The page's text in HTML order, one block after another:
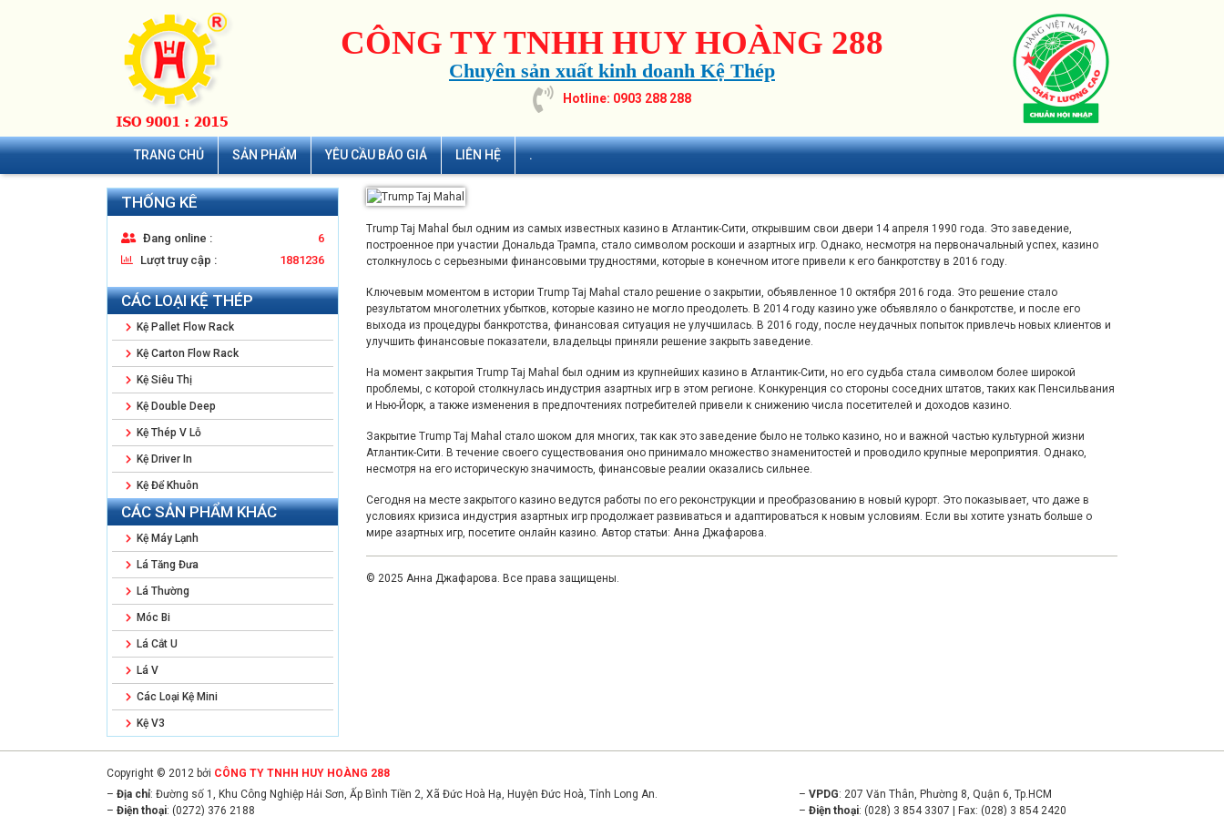
CÔNG TY TNHH HUY HOÀNG 288
Chuyên sản xuất kinh doanh Kệ Thép
Hotline: 0903 288 288
TRANG CHỦ SẢN PHẨM YÊU CẦU BÁO GIÁ LIÊN HỆ .
THỐNG KÊ
Đang online :
6
Lượt truy cập :
1881236
CÁC LOẠI KỆ THÉP
Kệ Pallet Flow Rack
Kệ Carton Flow Rack
Kệ Siêu Thị
Kệ Double Deep
Kệ Thép V Lỗ
Kệ Driver In
Kệ Để Khuôn
CÁC SẢN PHẨM KHÁC
Kệ Máy Lạnh
Lá Tăng Đưa
Lá Thường
Móc Bi
Lá Cắt U
Lá V
Các Loại Kệ Mini
Kệ V3
Trump Taj Mahal был одним из самых известных казино в Атлантик-Сити, открывшим свои двери 14 апреля 1990 года. Это заведение,
построенное при участии Дональда Трампа, стало символом роскоши и азартных игр. Однако, несмотря на первоначальный успех, казино
столкнулось с серьезными финансовыми трудностями, которые в конечном итоге привели к его банкротству в 2016 году.
Ключевым моментом в истории Trump Taj Mahal стало решение о закрытии, объявленное 10 октября 2016 года. Это решение стало
результатом многолетних убытков, которые казино не могло преодолеть. В 2014 году казино уже объявляло о банкротстве, и после его
выхода из процедуры банкротства, финансовая ситуация не улучшилась. В 2016 году, после неудачных попыток привлечь новых клиентов и
улучшить финансовые показатели, владельцы приняли решение закрыть заведение.
На момент закрытия Trump Taj Mahal был одним из крупнейших казино в Атлантик-Сити, но его судьба стала символом более широкой
проблемы, с которой столкнулась индустрия азартных игр в этом регионе. Конкуренция со стороны соседних штатов, таких как Пенсильвания
и Нью-Йорк, а также изменения в предпочтениях потребителей привели к снижению числа посетителей и доходов казино.
Закрытие Trump Taj Mahal стало шоком для многих, так как это заведение было не только казино, но и важной частью культурной жизни
Атлантик-Сити. В течение своего существования оно принимало множество знаменитостей и проводило крупные мероприятия. Однако,
несмотря на его историческую значимость, финансовые реалии оказались сильнее.
Сегодня на месте закрытого казино ведутся работы по его реконструкции и преобразованию в новый курорт. Это показывает, что даже в
условиях кризиса индустрия азартных игр продолжает развиваться и адаптироваться к новым условиям. Если вы хотите узнать больше о
мире азартных игр, посетите онлайн казино. Автор статьи: Анна Джафарова.
© 2025 Анна Джафарова. Все права защищены.
Copyright © 2012 bởi CÔNG TY TNHH HUY HOÀNG 288
– Địa chỉ: Đường số 1, Khu Công Nghiệp Hải Sơn, Ấp Bình Tiền 2, Xã Đức Hoà Hạ, Huyện Đức Hoà, Tỉnh Long An.
– Điện thoại: (0272) 376 2188
– VPDG: 207 Văn Thân, Phường 8, Quận 6, Tp.HCM
– Điện thoại: (028) 3 854 3307 | Fax: (028) 3 854 2420